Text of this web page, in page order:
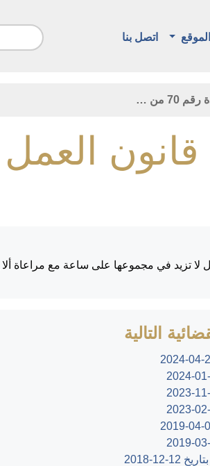
اتصل بنا
70 من …
رقم 70 من
لا تزيد في مجموعها على ساعة مع
التالية